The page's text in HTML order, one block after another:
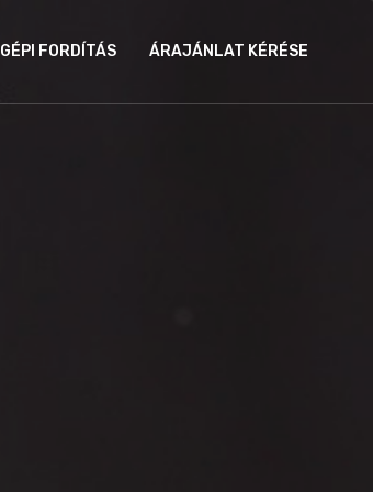
GÉPI FORDÍTÁS ÁRAJÁNLAT KÉRÉSE